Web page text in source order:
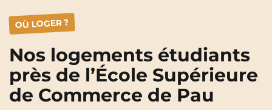
OÙ LOGER ?
Nos logements étudiants
près de l’École Supérieure
de Commerce de Pau